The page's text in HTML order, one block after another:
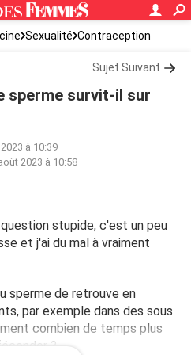
Sexualité Contraception
Sujet Suivant
sperme survit-il sur
à 10:39
2023 à 10:58
stupide, c'est un peu
et j'ai du mal à vraiment
sperme de retrouve en
par exemple dans des sous
combien de temps plus
?